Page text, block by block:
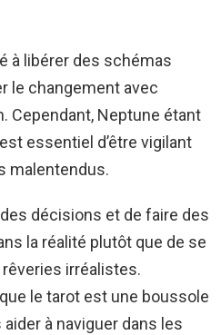
à libérer des schémas
le changement avec
Cependant, Neptune étant
essentiel d’être vigilant
malentendus.
décisions et de faire des
la réalité plutôt que de se
irréalistes.
le tarot est une boussole
à naviguer dans les